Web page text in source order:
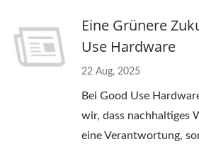
Eine Grünere
Use Hardware
22 Aug, 2025
Bei Good Use
wir, dass nachhaltiges
eine Verantwortung,